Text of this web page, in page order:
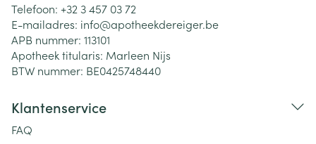
Telefoon: +32 3 457 03 72
E-mailadres: info@apotheekdereiger.be
APB nummer: 113101
Apotheek titularis: Marleen Nijs
BTW nummer: BE0425748440
Klantenservice
FAQ